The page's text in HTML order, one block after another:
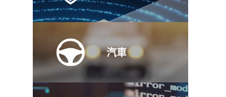
(ZENSHIELD®)
汽車